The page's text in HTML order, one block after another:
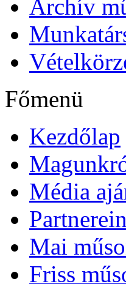
Archív
Főmenü
Kezdőlap
Média
Mai
Friss